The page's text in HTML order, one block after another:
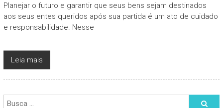
Planejar o futuro e garantir que seus bens sejam destinados
aos seus entes queridos após sua partida é um ato de cuidado
e responsabilidade. Nesse
Leia mais